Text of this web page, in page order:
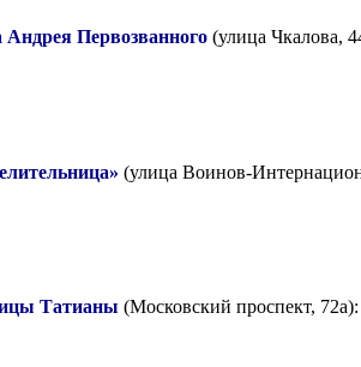
Андрея Первозванного(улица Чкалова,
(улица Воинов-
Татианы (Московский проспект, 72а):